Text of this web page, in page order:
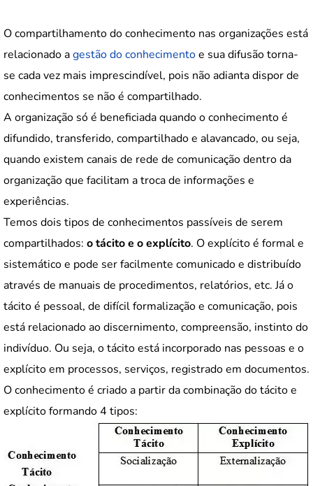
O compartilhamento do conhecimento nas organizações está
relacionado agestão do conhecimentoe sua difusão torna-
se cada vez mais imprescindível, pois não adianta dispor de
conhecimentos se não é compartilhado.
A organização só é beneficiada quando o conhecimento é
difundido, transferido, compartilhado e alavancado, ou seja,
quando existem canais de rede de comunicação dentro da
organização que facilitam a troca de informações e
experiências.
Temos dois tipos de conhecimentos passíveis de serem
compartilhados: o tácito e o explícito. O explícito é formal e
sistemático e pode ser facilmente comunicado e distribuído
através de manuais de procedimentos, relatórios, etc. Já o
tácito é pessoal, de difícil formalização e comunicação, pois
está relacionado ao discernimento, compreensão, instinto do
indivíduo. Ou seja, o tácito está incorporado nas pessoas e o
explícito em processos, serviços, registrado em documentos.
O conhecimento é criado a partir da combinação do tácito e
explícito formando 4 tipos: